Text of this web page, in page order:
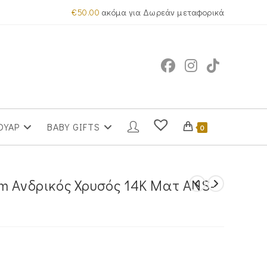
€50.00 ακόμα για Δωρεάν μεταφορικά
BABY GIFTS 0
Ανδρικός Χρυσός 14Κ Ματ ANS-